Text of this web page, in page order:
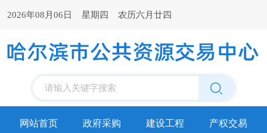
2026年08月06日 星期四 农历六月廿四
请输入关键字搜索
网站首页 政府采购 建设工程 产权交易